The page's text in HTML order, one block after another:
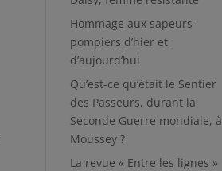
Hommage aux sapeurs-
pompiers d’hier et
d’aujourd’hui
Qu’est-ce qu’était le Sentier
des Passeurs, durant la
Seconde Guerre mondiale, à
Moussey ?
La revue « Entre les lignes »